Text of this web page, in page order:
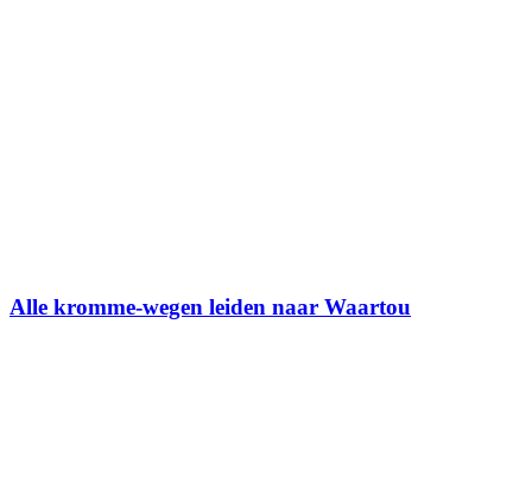
Alle kromme-wegen leiden naar Waartou